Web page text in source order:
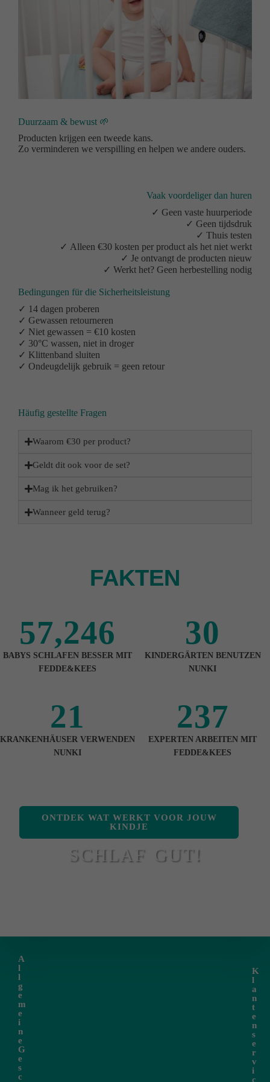
Duurzaam & bewust 🌱
Producten krijgen een tweede kans.
Zo verminderen we verspilling en helpen we andere ouders.
Vaak voordeliger dan huren
✓ Geen vaste huurperiode
✓ Geen tijdsdruk
✓ Thuis testen
✓ Alleen €30 kosten per product als het niet werkt
✓ Je ontvangt de producten nieuw
✓ Werkt het? Geen herbestelling nodig
Bedingungen für die Sicherheitsleistung
✓ 14 dagen proberen
✓ Gewassen retourneren
✓ Niet gewassen = €10 kosten
✓ 30°C wassen, niet in droger
✓ Klittenband sluiten
✓ Ondeugdelijk gebruik = geen retour
Häufig gestellte Fragen
Waarom €30 per product?
Geldt dit ook voor de set?
Mag ik het gebruiken?
Wanneer geld terug?
FAKTEN
57,246
BABYS SCHLAFEN BESSER MIT
FEDDE&KEES
21
KRANKENHÄUSER VERWENDEN
NUNKI
30
KINDERGÄRTEN BENUTZEN
NUNKI
237
EXPERTEN ARBEITEN MIT
FEDDE&KEES
ONTDEK WAT WERKT VOOR JOUW
KINDJE
SCHLAF GUT!
A
l
l
g
e
m
e
i
n
e
G
e
s
c
K
l
a
n
t
e
n
s
e
r
v
i
c